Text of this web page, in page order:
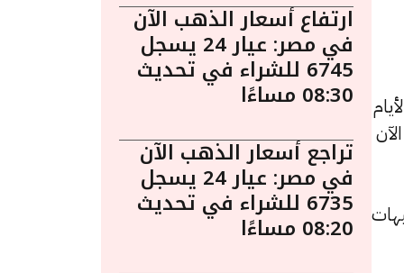
و5223 جنيهًا للشراء، بانخفاض قدره 11 جنيهات
ارتفاع أسعار الذهب الآن
في مصر: عيار 24 يسجل
6745 للشراء في تحديث
08:30 مساءًا
تراجع أسعار الذهب الآن
في مصر: عيار 24 يسجل
6735 للشراء في تحديث
08:20 مساءًا